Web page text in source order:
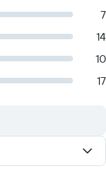
7
14
10
17